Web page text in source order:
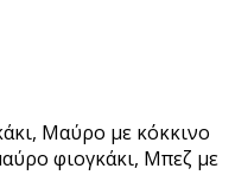
Μαύρο με κόκκινο
φιογκάκι, Μπεζ με